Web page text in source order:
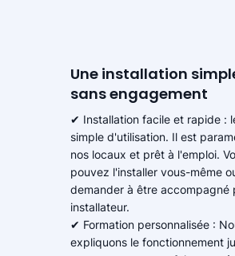
Une installation
sans engagement
✔ Installation facile et rapide :
simple d'utilisation. Il est
nos locaux et prêt à l'emploi.
pouvez l'installer vous-même
demander à être accompagné
installateur.
✔ Formation personnalisée :
expliquons le fonctionnement